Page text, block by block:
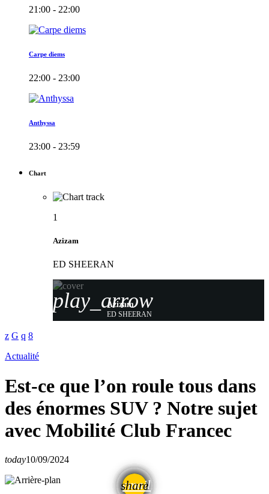
21:00 - 22:00
Carpe diems
22:00 - 23:00
Anthyssa
23:00 - 23:59
Chart
1
Azizam
ED SHEERAN
play_arrow
Azizam
ED SHEERAN
Actualité
Est-ce que l’on roule tous dans
des énormes SUV ? Notre sujet
avec Mobilité Club Francec
today10/09/2024
share
email